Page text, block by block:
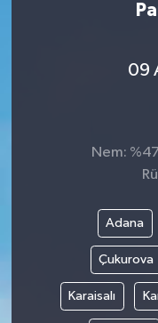
09
Nem:
Adana
Çukurova
Karaisalı